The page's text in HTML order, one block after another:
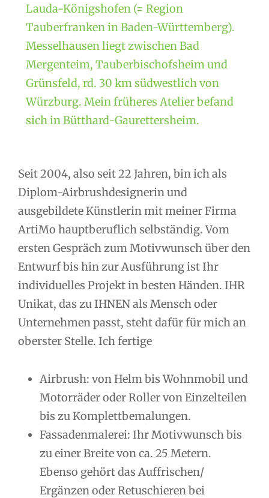
Lauda-Königshofen (= Region
Tauberfranken in Baden-Württemberg).
Messelhausen liegt zwischen Bad
Mergenteim, Tauberbischofsheim und
Grünsfeld, rd. 30 km südwestlich von
Würzburg. Mein früheres Atelier befand
sich in Bütthard-Gaurettersheim.
Seit 2004, also seit 22 Jahren, bin ich als
Diplom-Airbrushdesignerin und
ausgebildete Künstlerin mit meiner Firma
ArtiMo hauptberuflich selbständig. Vom
ersten Gespräch zum Motivwunsch über den
Entwurf bis hin zur Ausführung ist Ihr
individuelles Projekt in besten Händen. IHR
Unikat, das zu IHNEN als Mensch oder
Unternehmen passt, steht dafür für mich an
oberster Stelle. Ich fertige
Airbrush: von Helm bis Wohnmobil und
Motorräder oder Roller von Einzelteilen
bis zu Komplettbemalungen.
Fassadenmalerei: Ihr Motivwunsch bis
zu einer Breite von ca. 25 Metern.
Ebenso gehört das Auffrischen/
Ergänzen oder Retuschieren bei